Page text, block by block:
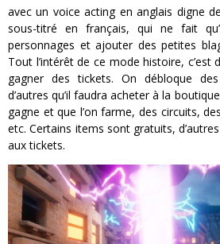
avec un voice acting en anglais digne
sous-titré en français, qui ne fait
personnages et ajouter des petites
Tout l’intérêt de ce mode histoire, c’est
gagner des tickets. On débloque
d’autres qu’il faudra acheter à la
gagne et que l’on farme, des circuits,
etc. Certains items sont gratuits,
aux tickets.